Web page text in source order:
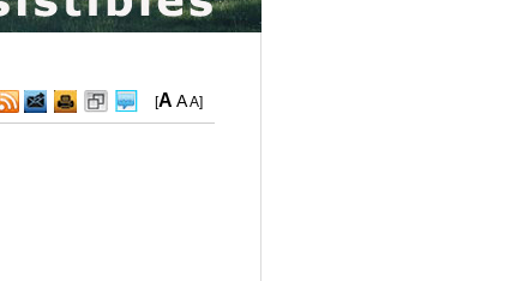
[A AA]